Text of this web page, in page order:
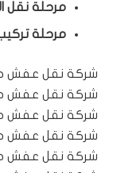
مرحلة نقل
مرحلة تركيب
شركة نقل عفش
شركة نقل عفش
شركة نقل عفش
شركة نقل عفش
شركة نقل عفش